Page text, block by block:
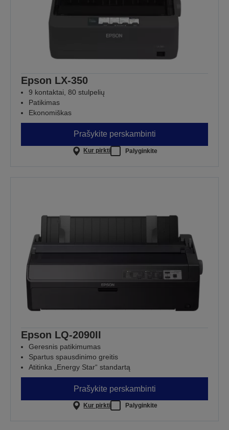
Epson LX-350
9 kontaktai, 80 stulpelių
Patikimas
Ekonomiškas
Prašykite perskambinti
Kur pirkti Palyginkite
Epson LQ-2090II
Geresnis patikimumas
Spartus spausdinimo greitis
Atitinka „Energy Star“ standartą
Prašykite perskambinti
Kur pirkti Palyginkite